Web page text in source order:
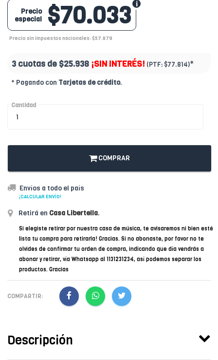
$70.033
Precio
especial
Precio sin impuestos nacionales: $57.879
3 cuotas de $25.938 ¡SIN INTERÉS! (PTF: $77.814)*
* Pagando con Tarjetas de crédito.
Cantidad
COMPRAR
Envíos a todo el país
¡CALCULAR ENVÍO!
Retirá en Casa Libertella.
Si elegiste retirar por nuestra casa de música, te avisaremos ni bien esté
lista tu compra para retirarla! Gracias. Si no abonaste, por favor no te
olvides de confirmar tu orden de compra, indicando que día vendrás a
abonar y retirar, vía Whatsapp al 1131231234, así podemos separar los
productos. Gracias
COMPARTIR:
Descripción